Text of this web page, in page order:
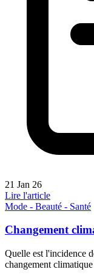
21 Jan 26
Lire l'article
Mode - Beauté - Santé
Changement
Quelle est l'incidence
changement climatique